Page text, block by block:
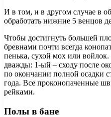
И в том, и в другом случае в
обработать нижние 5 венцов
Чтобы достигнуть большей
бревнами почти всегда
пенька, сухой мох или
дважды: 1-ый – сходу после
по окончании полной осадки
года. Все проконопаченные
рейками.
Полы в бане